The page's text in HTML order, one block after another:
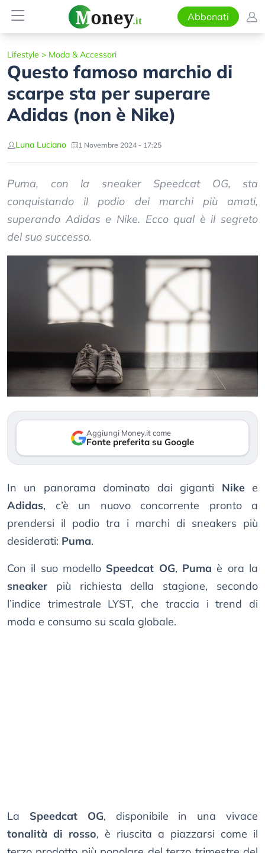
Abbonati
Lifestyle > Moda & Accessori
Questo famoso marchio di
scarpe sta per superare
Adidas (non è Nike)
Luna Luciano 1 Novembre 2024 - 17:25
Puma, con la sneaker Speedcat OG, sta
conquistando il podio dei marchi più amati,
superando Adidas e Nike. Ecco qual è il segreto
del suo successo.
Aggiungi Money.it come
Fonte preferita su Google
In un panorama dominato dai giganti Nikee
Adidas, c’è un nuovo concorrente pronto a
prendersi il podio tra i marchi di sneakers più
desiderati: Puma.
Con il suo modello Speedcat OG, Puma è ora la
sneaker più richiesta della stagione, secondo
l’indice trimestrale LYST, che traccia i trend di
moda e consumo su scala globale.
La Speedcat OG, disponibile in una vivace
tonalità di rosso, è riuscita a piazzarsi come il